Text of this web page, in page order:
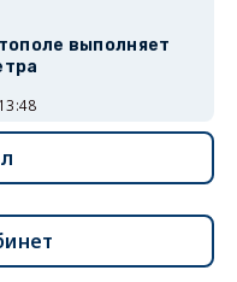
выполняет